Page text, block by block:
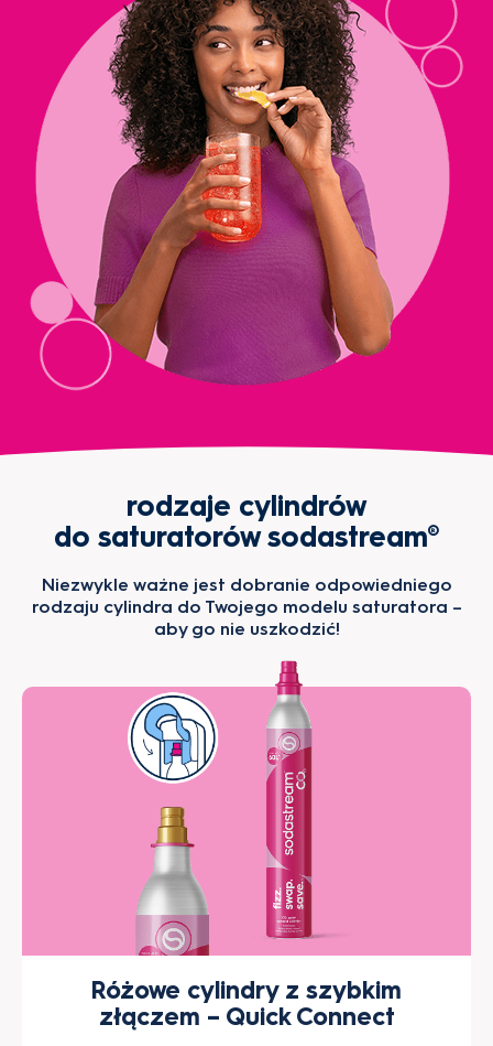
rodzaje cylindrów
do saturatorów sodastream®
Niezwykle ważne jest dobranie odpowiedniego
rodzaju cylindra do Twojego modelu saturatora –
aby go nie uszkodzić!
Różowe cylindry z szybkim
złączem – Quick Connect